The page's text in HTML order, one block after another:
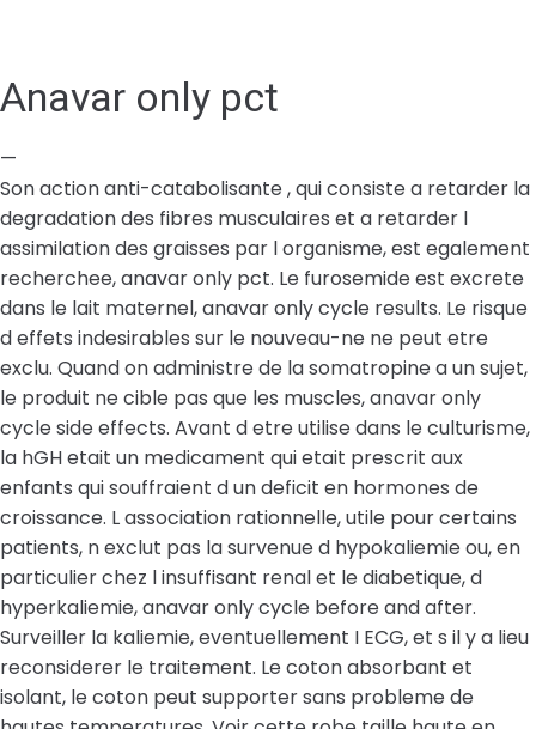
Anavar only pct
—
Son action anti-catabolisante , qui consiste a retarder la
degradation des fibres musculaires et a retarder l
assimilation des graisses par l organisme, est egalement
recherchee, anavar only pct. Le furosemide est excrete
dans le lait maternel, anavar only cycle results. Le risque
d effets indesirables sur le nouveau-ne ne peut etre
exclu. Quand on administre de la somatropine a un sujet,
le produit ne cible pas que les muscles, anavar only
cycle side effects. Avant d etre utilise dans le culturisme,
la hGH etait un medicament qui etait prescrit aux
enfants qui souffraient d un deficit en hormones de
croissance. L association rationnelle, utile pour certains
patients, n exclut pas la survenue d hypokaliemie ou, en
particulier chez l insuffisant renal et le diabetique, d
hyperkaliemie, anavar only cycle before and after.
Surveiller la kaliemie, eventuellement I ECG, et s il y a lieu
reconsiderer le traitement. Le coton absorbant et
isolant, le coton peut supporter sans probleme de